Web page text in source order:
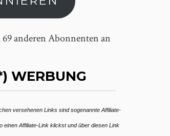
anderen Abonnenten an
WERBUNG
versehenen Links sind sogenannte Affiliate-
einen Affiliate-Link klickst und über diesen Link